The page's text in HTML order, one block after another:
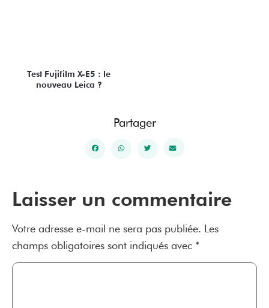
Test Fujifilm X-E5 : le
nouveau Leica ?
Partager
Laisser un commentaire
Votre adresse e-mail ne sera pas publiée. Les
champs obligatoires sont indiqués avec *